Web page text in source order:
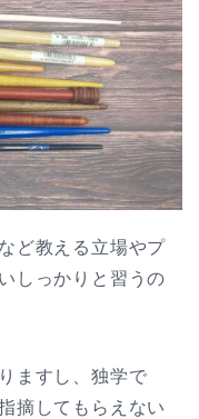
ど教える立場やプ
しっかりと習うの
ますし、独学で
摘してもらえない